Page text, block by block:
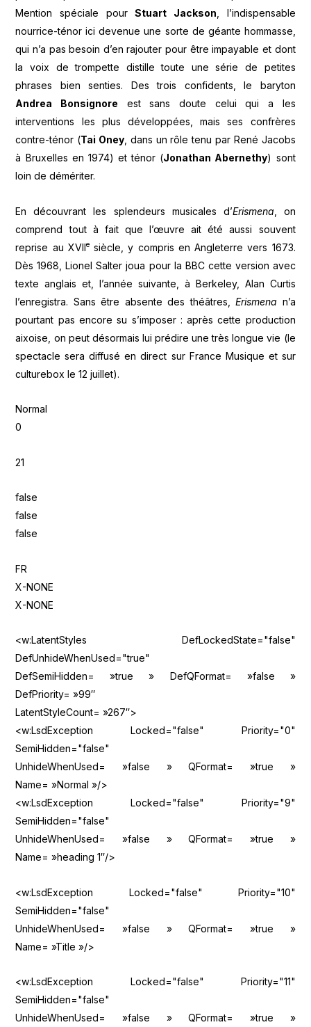
Mention spéciale pourStuart Jackson , l’indispensable
nourrice-ténor ici devenue une sorte de géante hommasse,
qui n’a pas besoin d’en rajouter pour être impayable et dont
la voix de trompette distille toute une série de petites
phrases bien senties. Des trois confidents, le baryton
Andrea Bonsignore est sans doute celui qui a les
interventions les plus développées, mais ses confrères
contre-ténor (Tai Oney , dans un rôle tenu par René Jacobs
à Bruxelles en 1974) et ténor (Jonathan Abernethy) sont
loin de démériter.
En découvrant les splendeurs musicales d’Erismena , on
comprend tout à fait que l’œuvre ait été aussi souvent
reprise au XVIIesiècle, y compris en Angleterre vers 1673.
Dès 1968, Lionel Salter joua pour la BBC cette version avec
texte anglais et, l’année suivante, à Berkeley, Alan Curtis
l’enregistra. Sans être absente des théâtres,Erismena n’a
pourtant pas encore su s’imposer : après cette production
aixoise, on peut désormais lui prédire une très longue vie (le
spectacle sera diffusé en direct sur France Musique et sur
culturebox le 12 juillet).
Normal
0
21
false
false
false
FR
X-NONE
X-NONE
<w:LatentStyles DefLockedState="false"
DefUnhideWhenUsed="true"
DefSemiHidden= »true » DefQFormat= »false »
DefPriority= »99″
LatentStyleCount= »267″>
<w:LsdException Locked="false" Priority="0"
SemiHidden="false"
UnhideWhenUsed= »false » QFormat= »true »
Name= »Normal »/>
<w:LsdException Locked="false" Priority="9"
SemiHidden="false"
UnhideWhenUsed= »false » QFormat= »true »
Name= »heading 1″/>
<w:LsdException Locked="false" Priority="10"
SemiHidden="false"
UnhideWhenUsed= »false » QFormat= »true »
Name= »Title »/>
<w:LsdException Locked="false" Priority="11"
SemiHidden="false"
UnhideWhenUsed= »false » QFormat= »true »